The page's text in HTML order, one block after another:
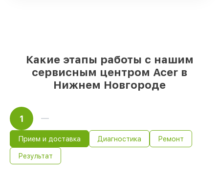
Какие этапы работы с нашим
сервисным центром Acer в
Нижнем Новгороде
1
Прием и доставка Диагностика Ремонт
Результат